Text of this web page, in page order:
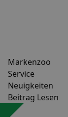
Markenzoo
Service
Neuigkeiten
Beitrag Lesen